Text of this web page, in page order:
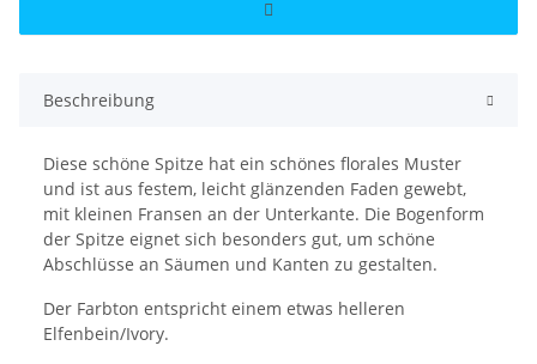
Beschreibung
Diese schöne Spitze hat ein schönes florales Muster
und ist aus festem, leicht glänzenden Faden gewebt,
mit kleinen Fransen an der Unterkante. Die Bogenform
der Spitze eignet sich besonders gut, um schöne
Abschlüsse an Säumen und Kanten zu gestalten.
Der Farbton entspricht einem etwas helleren
Elfenbein/Ivory.